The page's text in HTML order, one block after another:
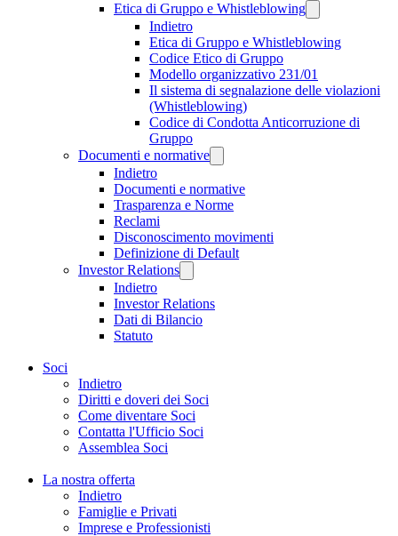
Etica di Gruppo e Whistleblowing
Indietro
Etica di Gruppo e Whistleblowing
Codice Etico di Gruppo
Modello organizzativo 231/01
Il sistema di segnalazione delle violazioni
(Whistleblowing)
Codice di Condotta Anticorruzione di
Gruppo
Documenti e normative
Indietro
Documenti e normative
Trasparenza e Norme
Reclami
Disconoscimento movimenti
Definizione di Default
Investor Relations
Indietro
Investor Relations
Dati di Bilancio
Statuto
Soci
Indietro
Diritti e doveri dei Soci
Come diventare Soci
Contatta l'Ufficio Soci
Assemblea Soci
La nostra offerta
Indietro
Famiglie e Privati
Imprese e Professionisti